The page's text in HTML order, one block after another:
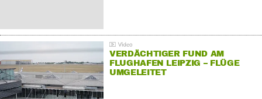
VERDÄCHTIGER FUND AM
FLUGHAFEN LEIPZIG – FLÜGE
UMGELEITET